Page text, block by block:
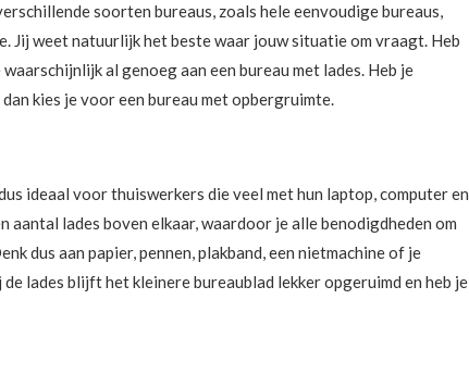
soorten bureaus, zoals hele eenvoudige bureaus,
Jij weet natuurlijk het beste waar jouw situatie om vraagt. Heb
al genoeg aan een bureau met lades. Heb je
kies je voor een bureau met opbergruimte.
ideaal voor thuiswerkers die veel met hun laptop, computer en
lades boven elkaar, waardoor je alle benodigdheden om
dus aan papier, pennen, plakband, een nietmachine of je
de lades blijft het kleinere bureaublad lekker opgeruimd en heb je